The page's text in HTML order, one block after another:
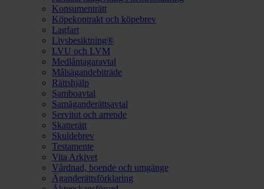
Konsumenträtt
Köpekontrakt och köpebrev
Lagfart
Livsbesiktning®
LVU och LVM
Medlåntagaravtal
Målsägandebiträde
Rättshjälp
Samboavtal
Samäganderättsavtal
Servitut och arrende
Skatterätt
Skuldebrev
Testamente
Vita Arkivet
Vårdnad, boende och umgänge
Äganderättsförklaring